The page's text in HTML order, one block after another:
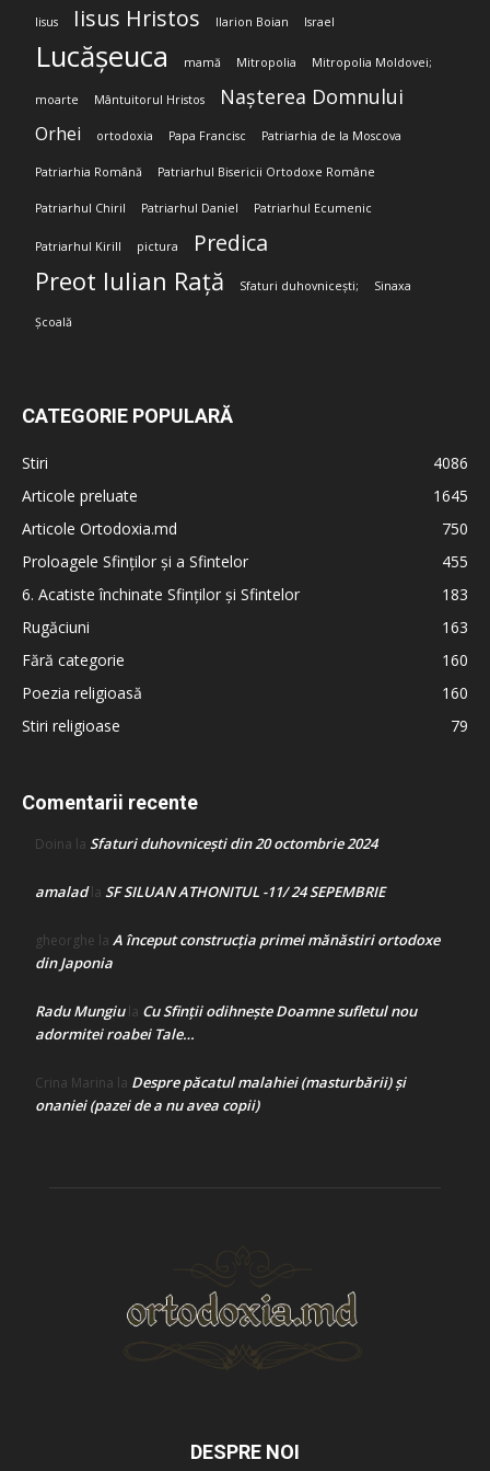
Iisus Iisus Hristos Ilarion Boian Israel
Lucășeuca mamă Mitropolia Mitropolia Moldovei;
moarte Mântuitorul Hristos Nașterea Domnului
Orhei ortodoxia Papa Francisc Patriarhia de la Moscova
Patriarhia Română Patriarhul Bisericii Ortodoxe Române
Patriarhul Chiril Patriarhul Daniel Patriarhul Ecumenic
Patriarhul Kirill pictura Predica
Preot Iulian Rață Sfaturi duhovnicești; Sinaxa
Școală
CATEGORIE POPULARĂ
Stiri
4086
Articole preluate
1645
Articole Ortodoxia.md
750
Proloagele Sfinților și a Sfintelor
455
6. Acatiste închinate Sfinților și Sfintelor
183
Rugăciuni
163
Fără categorie
160
Poezia religioasă
160
Stiri religioase
79
Comentarii recente
Doina la Sfaturi duhovnicești din 20 octombrie 2024
amaladla SF SILUAN ATHONITUL -11/ 24 SEPEMBRIE
gheorghe la A început construcţia primei mănăstiri ortodoxe
din Japonia
Radu Mungiula Cu Sfinții odihnește Doamne sufletul nou
adormitei roabei Tale…
Crina Marina la Despre păcatul malahiei (masturbării) şi
onaniei (pazei de a nu avea copii)
DESPRE NOI